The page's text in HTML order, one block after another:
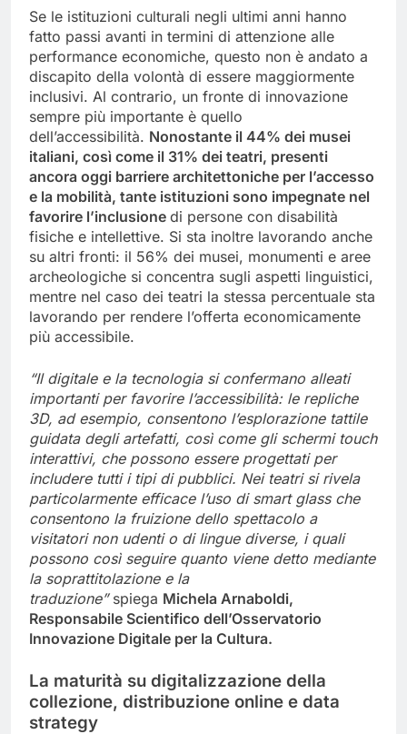
Se le istituzioni culturali negli ultimi anni hanno
fatto passi avanti in termini di attenzione alle
performance economiche, questo non è andato a
discapito della volontà di essere maggiormente
inclusivi. Al contrario, un fronte di innovazione
sempre più importante è quello
dell’accessibilità. Nonostante il 44% dei musei
italiani, così come il 31% dei teatri, presenti
ancora oggi barriere architettoniche per l’accesso
e la mobilità, tante istituzioni sono impegnate nel
favorire l’inclusione di persone con disabilità
fisiche e intellettive. Si sta inoltre lavorando anche
su altri fronti: il 56% dei musei, monumenti e aree
archeologiche si concentra sugli aspetti linguistici,
mentre nel caso dei teatri la stessa percentuale sta
lavorando per rendere l’offerta economicamente
più accessibile.
“Il digitale e la tecnologia si confermano alleati
importanti per favorire l’accessibilità: le repliche
3D, ad esempio, consentono l’esplorazione tattile
guidata degli artefatti, così come gli schermi touch
interattivi, che possono essere progettati per
includere tutti i tipi di pubblici. Nei teatri si rivela
particolarmente efficace l’uso di smart glass che
consentono la fruizione dello spettacolo a
visitatori non udenti o di lingue diverse, i quali
possono così seguire quanto viene detto mediante
la soprattitolazione e la
traduzione” spiega Michela Arnaboldi,
Responsabile Scientifico dell’Osservatorio
Innovazione Digitale per la Cultura.
La maturità su digitalizzazione della
collezione, distribuzione online e data
strategy